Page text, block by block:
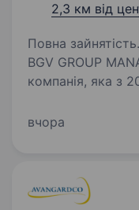
2,3 км від
Повна
BGV GROUP
компанія, яка з
в Україні з
вчора